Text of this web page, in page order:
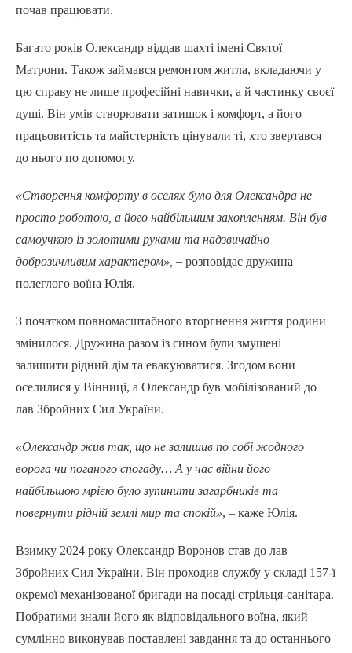
почав працювати.
Багато років Олександр віддав шахті імені Святої
Матрони. Також займався ремонтом житла, вкладаючи у
цю справу не лише професійні навички, а й частинку своєї
душі. Він умів створювати затишок і комфорт, а його
працьовитість та майстерність цінували ті, хто звертався
до нього по допомогу.
«Створення комфорту в оселях було для Олександра не
просто роботою, а його найбільшим захопленням. Він був
самоучкою із золотими руками та надзвичайно
доброзичливим характером», – розповідає дружина
полеглого воїна Юлія.
З початком повномасштабного вторгнення життя родини
змінилося. Дружина разом із сином були змушені
залишити рідний дім та евакуюватися. Згодом вони
оселилися у Вінниці, а Олександр був мобілізований до
лав Збройних Сил України.
«Олександр жив так, що не залишив по собі жодного
ворога чи поганого спогаду… А у час війни його
найбільшою мрією було зупинити загарбників та
повернути рідній землі мир та спокій», – каже Юлія.
Взимку 2024 року Олександр Воронов став до лав
Збройних Сил України. Він проходив службу у складі 157-ї
окремої механізованої бригади на посаді стрільця-санітара.
Побратими знали його як відповідального воїна, який
сумлінно виконував поставлені завдання та до останнього